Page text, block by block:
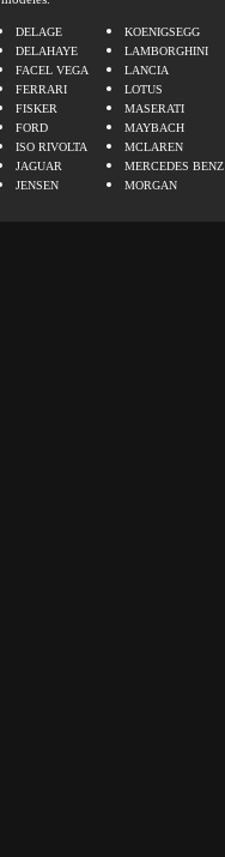
DELAGE
DELAHAYE
FACEL VEGA
FERRARI
FISKER
FORD
ISO RIVOLTA
JAGUAR
JENSEN
KOENIGSEGG
LAMBORGHINI
LANCIA
LOTUS
MASERATI
MAYBACH
MCLAREN
MERCEDES BENZ
MORGAN